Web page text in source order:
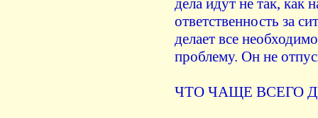
дела идут не так, как
ответственность за
делает все
проблему. Он не
ЧТО ЧАЩЕ ВСЕГО